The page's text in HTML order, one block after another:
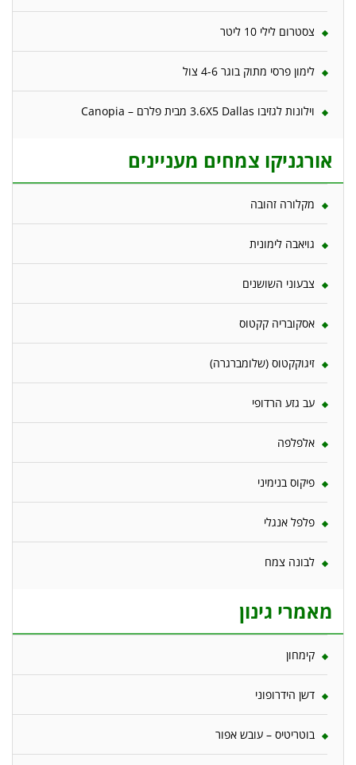
צסטרום לילי 10 ליטר
לימון פרסי מתוק בוגר 4-6 צול
וילונות לגזיבו 3.6X5 Dallas מבית פלרם – Canopia
אורגניקו צמחים מעניינים
מקלורה זהובה
גויאבה לימונית
צבעוני השושנים
אסקובריה קקטוס
זיגוקקטוס (שלומברגרה)
עב גזע הרדופי
אלפלפה
פיקוס בנימיני
פלפל אנגלי
לבונה צמח
מאמרי גינון
קימחון
דשן הידרופוני
בוטריטיס – עובש אפור